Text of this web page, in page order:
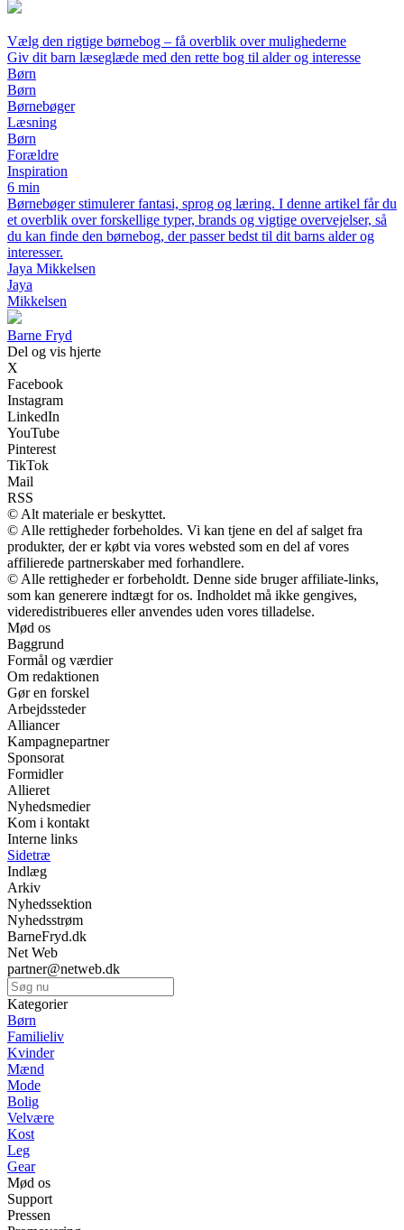
Vælg den rigtige børnebog – få overblik over mulighederne
Giv dit barn læseglæde med den rette bog til alder og interesse
Børn
Børn
Børnebøger
Læsning
Børn
Forældre
Inspiration
6 min
Børnebøger stimulerer fantasi, sprog og læring. I denne artikel får du
et overblik over forskellige typer, brands og vigtige overvejelser, så
du kan finde den børnebog, der passer bedst til dit barns alder og
interesser.
Jaya Mikkelsen
Jaya
Mikkelsen
Barne Fryd
Del og vis hjerte
X
Facebook
Instagram
LinkedIn
YouTube
Pinterest
TikTok
Mail
RSS
© Alt materiale er beskyttet.
© Alle rettigheder forbeholdes. Vi kan tjene en del af salget fra
produkter, der er købt via vores websted som en del af vores
affilierede partnerskaber med forhandlere.
© Alle rettigheder er forbeholdt. Denne side bruger affiliate-links,
som kan generere indtægt for os. Indholdet må ikke gengives,
videredistribueres eller anvendes uden vores tilladelse.
Mød os
Baggrund
Formål og værdier
Om redaktionen
Gør en forskel
Arbejdssteder
Alliancer
Kampagnepartner
Sponsorat
Formidler
Allieret
Nyhedsmedier
Kom i kontakt
Interne links
Sidetræ
Indlæg
Arkiv
Nyhedssektion
Nyhedsstrøm
BarneFryd.dk
Net Web
partner@netweb.dk
Kategorier
Børn
Familieliv
Kvinder
Mænd
Mode
Bolig
Velvære
Kost
Leg
Gear
Mød os
Support
Pressen